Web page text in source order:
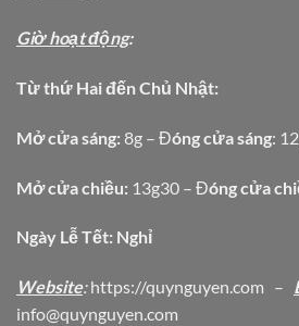
Giờ hoạt động:
Từ thứ Hai đến Chủ Nhật:
Mở cửa sáng: 8g – Đóng cửa sáng:
Mở cửa chiều: 13g30 – Đóng cửa
Ngày Lễ Tết: Nghỉ
Website:https://quynguyen.com –
info@quynguyen.com